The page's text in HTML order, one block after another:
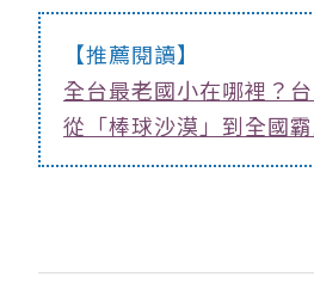
【推薦閱讀】
全台最老國小在哪裡？
從「棒球沙漠」到全國